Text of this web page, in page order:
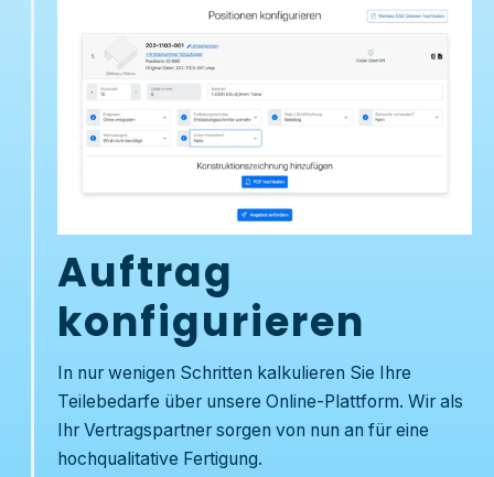
Auftrag
konfigurieren
In nur wenigen Schritten kalkulieren Sie Ihre
Teilebedarfe über unsere Online-Plattform. Wir als
Ihr Vertragspartner sorgen von nun an für eine
hochqualitative Fertigung.